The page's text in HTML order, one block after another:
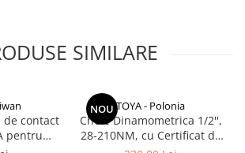
SIMILARE
de contact
pentru
M6 x 28
NOU TOYA - Polonia
Cheie Dinamometrica 1/2'',
28-210NM, cu Certificat de
Etalonare Metrologica